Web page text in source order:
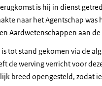
is hij in dienst
naar het Agentschap
Aardwetenschappen aan
tot stand gekomen via de
de werving verricht voor
breed opengesteld, zodat